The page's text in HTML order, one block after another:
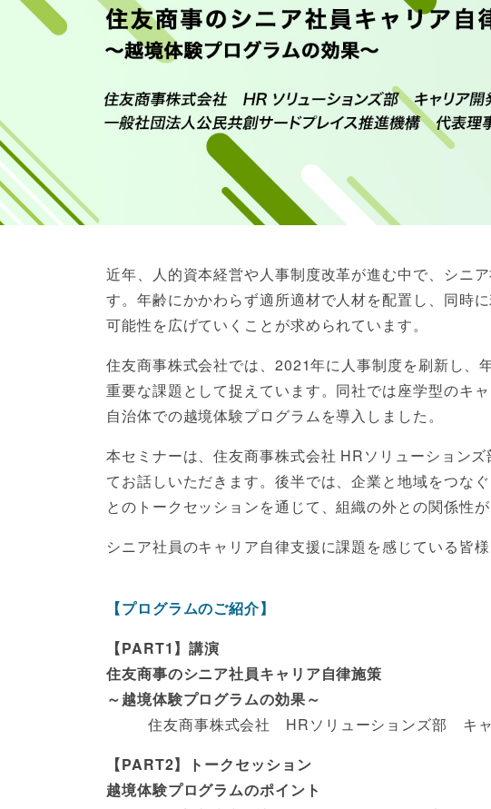
近年、人的資本経営や人事制度改革が進む中で、シニ
す。年齢にかかわらず適所適材で人材を配置し、同時
可能性を広げていくことが求められています。
住友商事株式会社では、2021年に人事制度を刷新し、
重要な課題として捉えています。同社では座学型のキ
自治体での越境体験プログラムを導入しました。
本セミナーは、住友商事株式会社 HRソリューション
てお話しいただきます。後半では、企業と地域をつな
とのトークセッションを通じて、組織の外との関係性
シニア社員のキャリア自律支援に課題を感じている皆
【プログラムのご紹介】
【PART1】講演
住友商事のシニア社員キャリア自律施策
～越境体験プログラムの効果～
住友商事株式会社 HRソリューションズ部 キ
【PART2】トークセッション
越境体験プログラムのポイント